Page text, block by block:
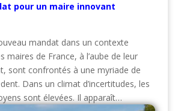
pour un maire innovant
mandat dans un contexte
maires de France, à l’aube de leur
sont confrontés à une myriade de
Dans un climat d’incertitudes, les
sont élevées. Il apparaît…